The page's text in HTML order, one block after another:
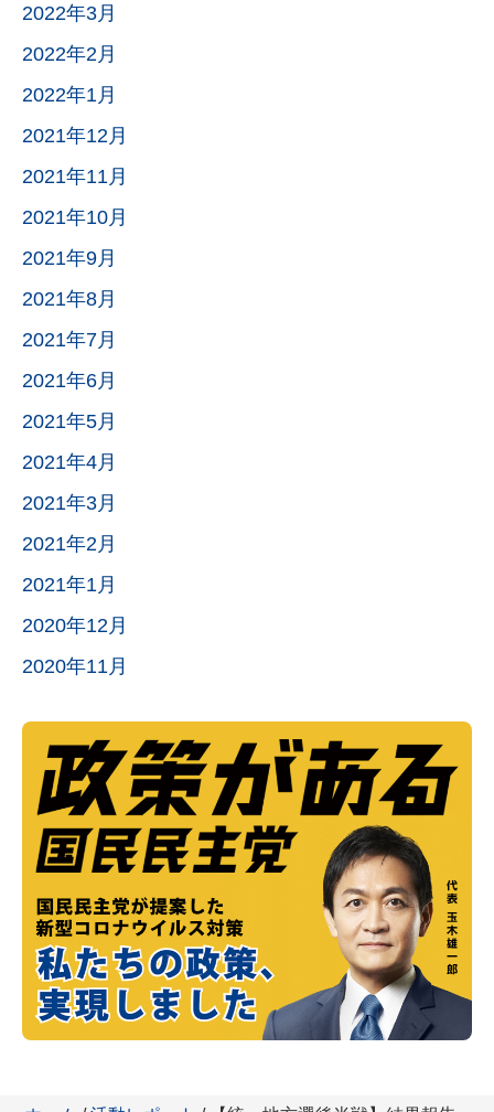
2022年3月
2022年2月
2022年1月
2021年12月
2021年11月
2021年10月
2021年9月
2021年8月
2021年7月
2021年6月
2021年5月
2021年4月
2021年3月
2021年2月
2021年1月
2020年12月
2020年11月